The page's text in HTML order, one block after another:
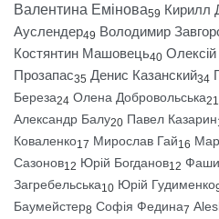
Валентина Емінова59 Кирилл
Ауслендер49 Володимир
Костянтин Машовець40
Прозапас35 Денис Казанский34
Береза24 Олена Добровольська21
Александр Балу20 Павел Казарин
Коваленко17 Мирослав Гай16
Сазонов12 Юрій Богданов12
Загребельська10 Юрій Гудименко
Баумейстер8 Софія Федина7